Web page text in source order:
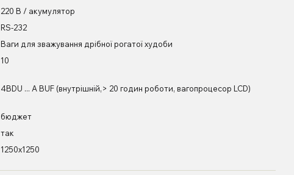
220 В / акумулятор
RS-232
Ваги для зважування дрібної рогатої худоби
10
4BDU ... A BUF (внутрішній,> 20 годин роботи, вагопроцесор LCD)
бюджет
так
1250х1250